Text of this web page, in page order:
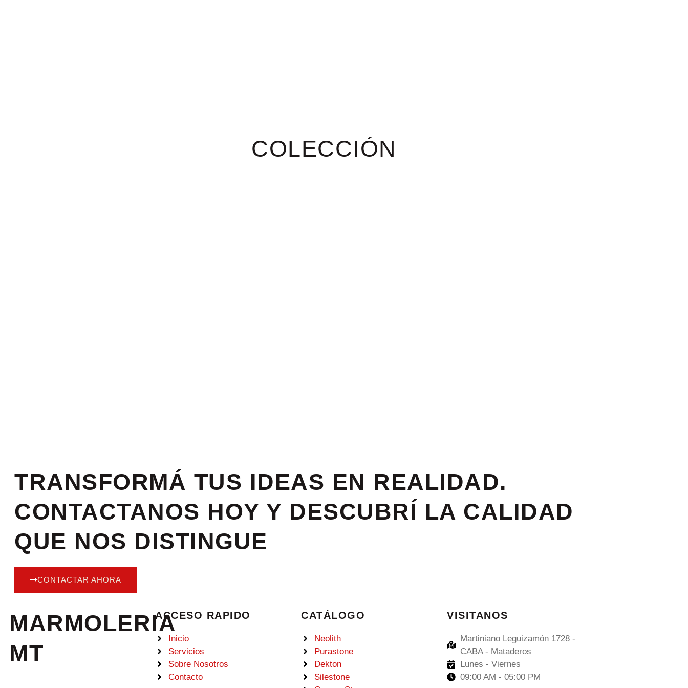
COLECCIÓN
TRANSFORMÁ TUS IDEAS EN REALIDAD.
CONTACTANOS HOY Y DESCUBRÍ LA CALIDAD
QUE NOS DISTINGUE
CONTACTAR AHORA
MARMOLERIA
MT
ACCESO RAPIDO
Inicio
Servicios
Sobre Nosotros
Contacto
CATÁLOGO
Neolith
Purastone
Dekton
Silestone
VISITANOS
Martiniano Leguizamón 1728 -
CABA - Mataderos
Lunes - Viernes
09:00 AM - 05:00 PM